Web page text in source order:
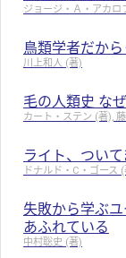
ジョージ・Ａ・アカロ
鳥類学者だから
川上和人 (著)
毛の人類史 な
カート・ステン (著),
ライト、つい
ドナルド・C・ゴース
失敗から学ぶ
あふれている
中村聡史 (著)